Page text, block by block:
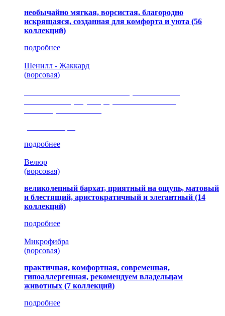
необычайно мягкая, ворсистая, благородно
искрящаяся, созданная для комфорта и уюта (56
коллекций)
подробнее
Шенилл - Жаккард
(ворсовая)
подробнее
Велюр
(ворсовая)
великолепный бархат, приятный на ощупь, матовый
и блестящий, аристократичный и элегантный (14
коллекций)
подробнее
Микрофибра
(ворсовая)
практичная, комфортная, современная,
гипоаллергенная, рекомендуем владельцам
животных (7 коллекций)
подробнее